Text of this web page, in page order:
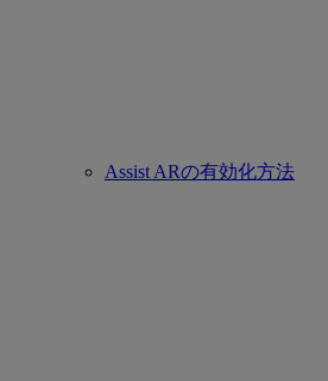
Assist ARの有効化方法